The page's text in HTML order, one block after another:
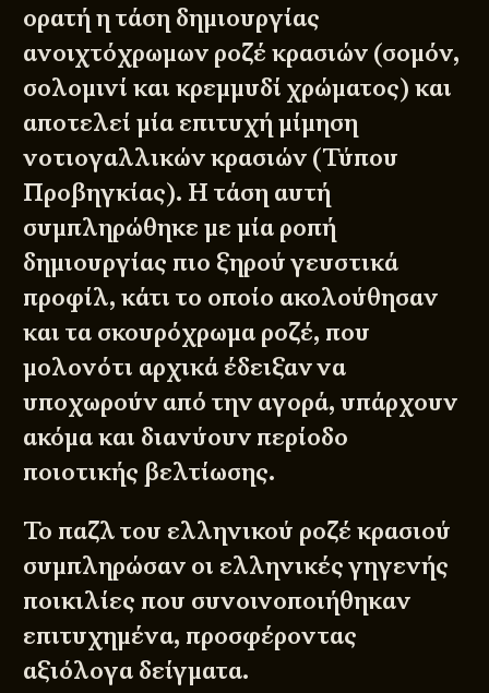
ορατή η τάση δημιουργίας
ανοιχτόχρωμων ροζέ κρασιών (σομόν,
σολομινί και κρεμμυδί χρώματος) και
αποτελεί μία επιτυχή μίμηση
νοτιογαλλικών κρασιών (Τύπου
Προβηγκίας). Η τάση αυτή
συμπληρώθηκε με μία ροπή
δημιουργίας πιο ξηρού γευστικά
προφίλ, κάτι το οποίο ακολούθησαν
και τα σκουρόχρωμα ροζέ, που
μολονότι αρχικά έδειξαν να
υποχωρούν από την αγορά, υπάρχουν
ακόμα και διανύουν περίοδο
ποιοτικής βελτίωσης.
Το παζλ του ελληνικού ροζέ κρασιού
συμπληρώσαν οι ελληνικές γηγενής
ποικιλίες που συνοινοποιήθηκαν
επιτυχημένα, προσφέροντας
αξιόλογα δείγματα.